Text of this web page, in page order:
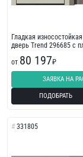
Гладкая
дверь Trend 296685 с
от 80 197₽
ЗАЯВКА НА
ПОДОБРАТЬ
331805